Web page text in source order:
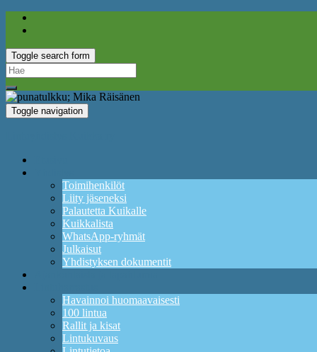
Toggle search form
Search
for:
Toggle navigation
Toimihenkilöt
Liity jäseneksi
Palautetta Kuikalle
Kuikkalista
WhatsApp-ryhmät
Julkaisut
Yhdistyksen dokumentit
Havainnoi huomaavaisesti
100 lintua
Rallit ja kisat
Lintukuvaus